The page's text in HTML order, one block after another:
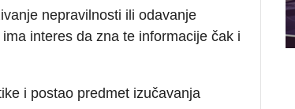
nepravilnosti ili odavanje
interes da zna te informacije čak i
i postao predmet izučavanja